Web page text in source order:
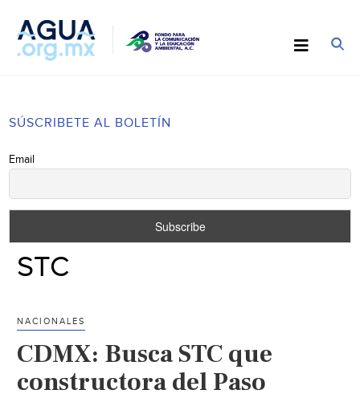
SÚSCRIBETE AL BOLETÍN
Email
STC
NACIONALES
CDMX: Busca STC que
constructora del Paso